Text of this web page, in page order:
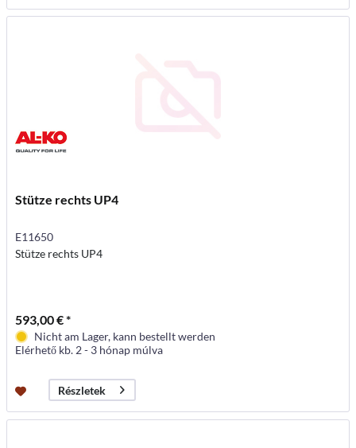
Stütze rechts UP4
E11650
Stütze rechts UP4
593,00 € *
Nicht am Lager, kann bestellt werden
Elérhető kb. 2 - 3 hónap múlva
Részletek